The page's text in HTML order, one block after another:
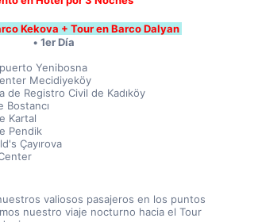
Kekova + Tour en Barco Dalyan
1er Día
Yenibosna
Mecidiyeköy
de Registro Civil de Kadıköy
Bostancı
Kartal
Pendik
Çayırova
valiosos pasajeros en los puntos
nuestro viaje nocturno hacia el Tour